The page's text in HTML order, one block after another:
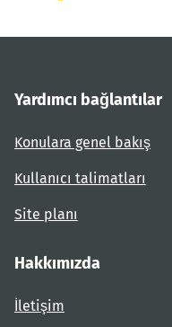
Yardımcı bağlantılar
Konulara genel bakış
Kullanıcı talimatları
Site planı
Hakkımızda
İletişim